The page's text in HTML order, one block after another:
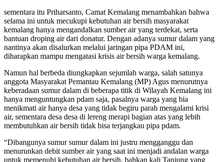
sementara itu Priharsanto, Camat Kemalang menambahkan bahwa
selama ini untuk mecukupi kebutuhan air bersih masyarakat
kemalang hanya mengandalkan sumber air yang terdekat, serta
bantuan droping air dari donatur. Dengan adanya sumur dalam yang
nantinya akan disalurkan melalui jaringan pipa PDAM ini,
diharapkan mampu mengatasi krisis air bersih warga kemalang.
Namun hal berbeda diungkapkan sejumlah warga, salah satunya
anggota Masyarakat Pemantau Kemalang (MP) Agus menurutnya
keberadaan sumur dalam di beberapa titik di Wilayah Kemalang ini
hanya menguntungkan pdam saja, pasalnya warga yang bia
menikmati air hanya desa yang tidak begiru parah mengalami krisi
air, sementara desa desa di lereng merapi bagian atas yang lebih
membutuhkan air bersih tidak bisa terjangkau pipa pdam.
“Dibangunya sumur sumur dalam ini justru mengganggu dan
menurunkan debit sumber air yang saat ini menjadi andalan warga
untuk memenuhi kebutuhan air bersih, bahkan kali Tanjung yang